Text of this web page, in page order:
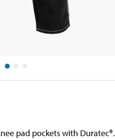
pad pockets with Duratec®.